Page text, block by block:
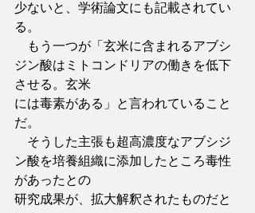
少ないと、学術論文にも記載されてい
る。
もう一つが「玄米に含まれるアブシ
ジン酸はミトコンドリアの働きを低下
させる。玄米
には毒素がある」と言われていること
だ。
そうした主張も超高濃度なアブシジ
ン酸を培養組織に添加したところ毒性
があったとの
研究成果が、拡大解釈されたものだと